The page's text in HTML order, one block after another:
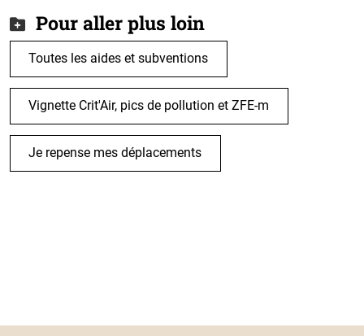
Pour aller plus loin
Toutes les aides et subventions
Vignette Crit'Air, pics de pollution et ZFE-m
Je repense mes déplacements